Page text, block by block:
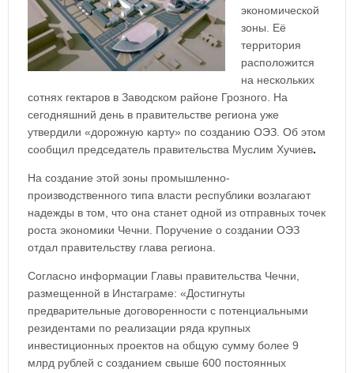
экономической
зоны. Её
территория
расположится
на нескольких
сотнях гектаров в Заводском районе Грозного. На
сегодняшний день в правительстве региона уже
утвердили «дорожную карту» по созданию ОЭЗ. Об этом
сообщил председатель правительства Муслим Хучиев.
На создание этой зоны промышленно-
производственного типа власти республики возлагают
надежды в том, что она станет одной из отправных точек
роста экономики Чечни. Поручение о создании ОЭЗ
отдал правительству глава региона.
Согласно информации Главы правительства Чечни,
размещенной в Инстаграме: «Достигнуты
предварительные договоренности с потенциальными
резидентами по реализации ряда крупных
инвестиционных проектов на общую сумму более 9
млрд рублей с созданием свыше 600 постоянных